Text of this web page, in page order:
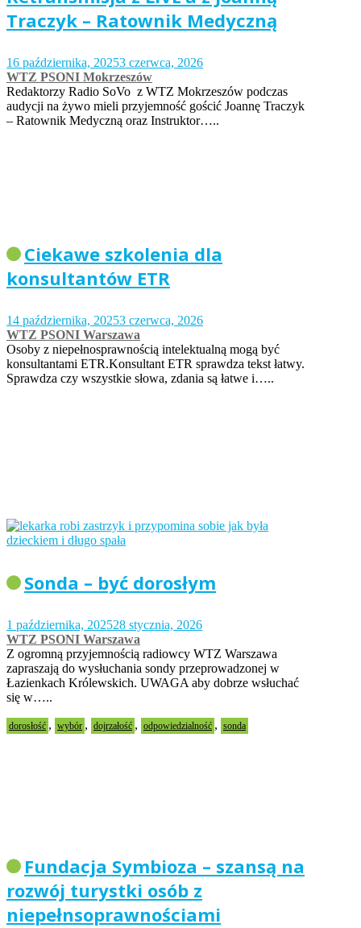
Traczyk – Ratownik Medyczną
16 października, 20253 czerwca, 2026
WTZ PSONI Mokrzeszów
Redaktorzy Radio SoVo z WTZ Mokrzeszów podczas
audycji na żywo mieli przyjemność gościć Joannę Traczyk
– Ratownik Medyczną oraz Instruktor…..
Ciekawe szkolenia dla
konsultantów ETR
14 października, 20253 czerwca, 2026
WTZ PSONI Warszawa
Osoby z niepełnosprawnością intelektualną mogą być
konsultantami ETR.Konsultant ETR sprawdza tekst łatwy.
Sprawdza czy wszystkie słowa, zdania są łatwe i…..
Sonda – być dorosłym
1 października, 202528 stycznia, 2026
WTZ PSONI Warszawa
Z ogromną przyjemnością radiowcy WTZ Warszawa
zapraszają do wysłuchania sondy przeprowadzonej w
Łazienkach Królewskich. UWAGA aby dobrze wsłuchać
się w…..
dorosłość , wybór , dojrzałość , odpowiedzialność , sonda
Fundacja Symbioza – szansą na
rozwój turystki osób z
niepełnsoprawnościami